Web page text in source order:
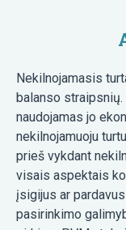
Nekilnojamasis
balanso
naudojamas jo
nekilnojamuoju
prieš vykdant
visais aspektais
įsigijus ar
pasirinkimo